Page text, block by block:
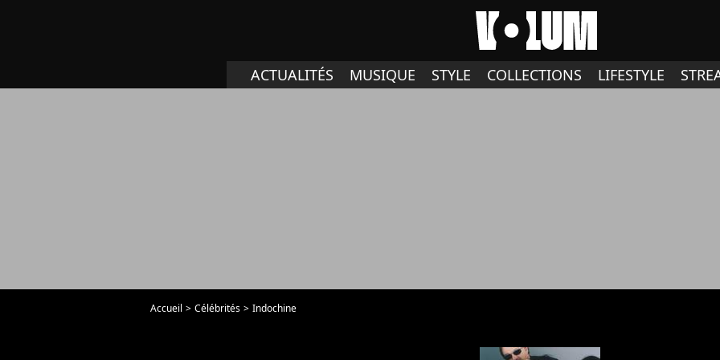
ACTUALITÉS MUSIQUE STYLE COLLECTIONS LIFESTYLE
Accueil Célébrités Indochine